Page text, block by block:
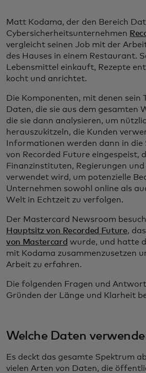
Matt Kodama, der den Bereich
Cybersicherheitsunternehmen
vergleicht seinen Job mit der
des Hauses in einem Restaurant.
Lebensmittel einkauft, Rezepte
kocht und anrichtet.
Die Komponenten, mit denen sein
Daten, die sie aus dem gesamten
die sie dann analysieren, um
herauszukitzeln, die Kunden
Informationen werden dann in
von Recorded Future eingespeist,
Finanzinstituten, Regierungen und
verwendet wird, um potenzielle
Unternehmen sowohl online als
Welt in Echtzeit zu verfolgen.
Der Mastercard Newsroom
Hauptsitz von Recorded Future,
von Mastercard wurde, und hatte
mit Kodama zusammenzusetzen
Arbeit zu erfahren.
Die folgenden Fragen und
Gründen der Länge und Klarheit
Welche Daten
Es deckt das gesamte Spektrum
vielen Arten von Daten, die